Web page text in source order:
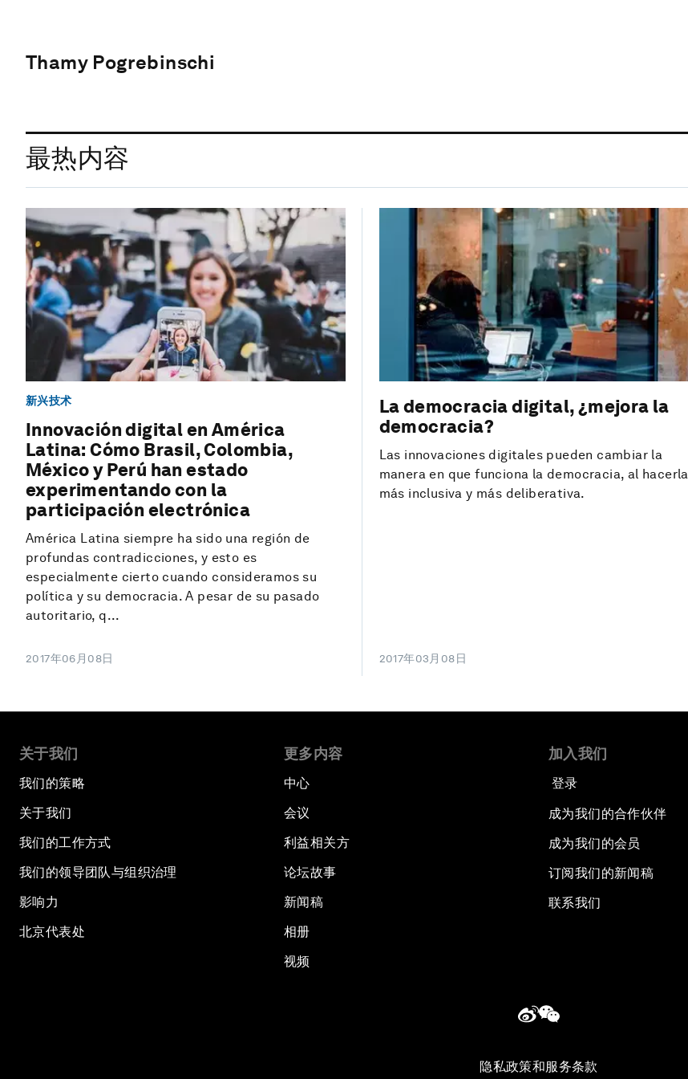
Thamy Pogrebinschi
最热内容
新兴技术
Innovación digital en América
Latina: Cómo Brasil, Colombia,
México y Perú han estado
experimentando con la
participación electrónica
América Latina siempre ha sido una región de
profundas contradicciones, y esto es
especialmente cierto cuando consideramos su
política y su democracia. A pesar de su pasado
autoritario, q...
2017年06月08日
La democracia digital, ¿mejora la
democracia?
Las innovaciones digitales pueden cambiar la
manera en que funciona la democracia, al hacerla
más inclusiva y más deliberativa.
2017年03月08日
关于我们
我们的策略
关于我们
我们的工作方式
我们的领导团队与组织治理
影响力
北京代表处
更多内容
中心
会议
利益相关方
论坛故事
新闻稿
相册
视频
加入我们
登录
成为我们的合作伙伴
成为我们的会员
订阅我们的新闻稿
联系我们
隐私政策和服务条款